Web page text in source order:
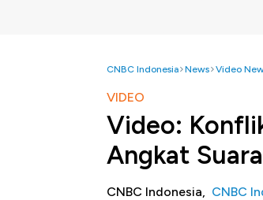
CNBC Indonesia News Video
VIDEO
Video:
Angkat Suara
CNBC Indonesia, CNBC